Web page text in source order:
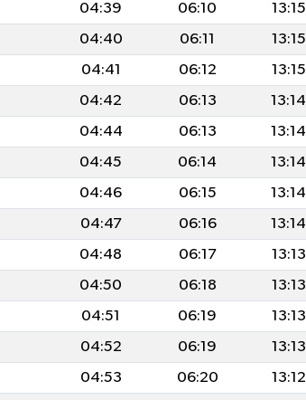
04:39 06:10 13:15
04:40 06:11 13:15
04:41 06:12 13:15
04:42 06:13 13:14
04:44 06:13 13:14
04:45 06:14 13:14
04:46 06:15 13:14
04:47 06:16 13:14
04:48 06:17 13:13
04:50 06:18 13:13
04:51 06:19 13:13
04:52 06:19 13:13
04:53 06:20 13:12